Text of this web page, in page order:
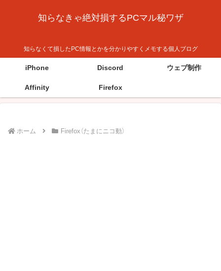
知らなきゃ絶対損するPCマル秘ワザ
知らなくて損したPC情報とかを分かりやすくメモする個人ブログ
iPhone Discord ウェブ制作
Affinity Firefox
ホーム Firefox（たまにニコ動）